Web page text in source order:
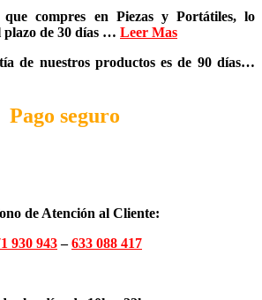
compres en Piezas y Portátiles, lo
plazo de 30 días … Leer Mas
de nuestros productos es de 90 días…
Pago seguro
de Atención al Cliente:
930 943–633 088 417